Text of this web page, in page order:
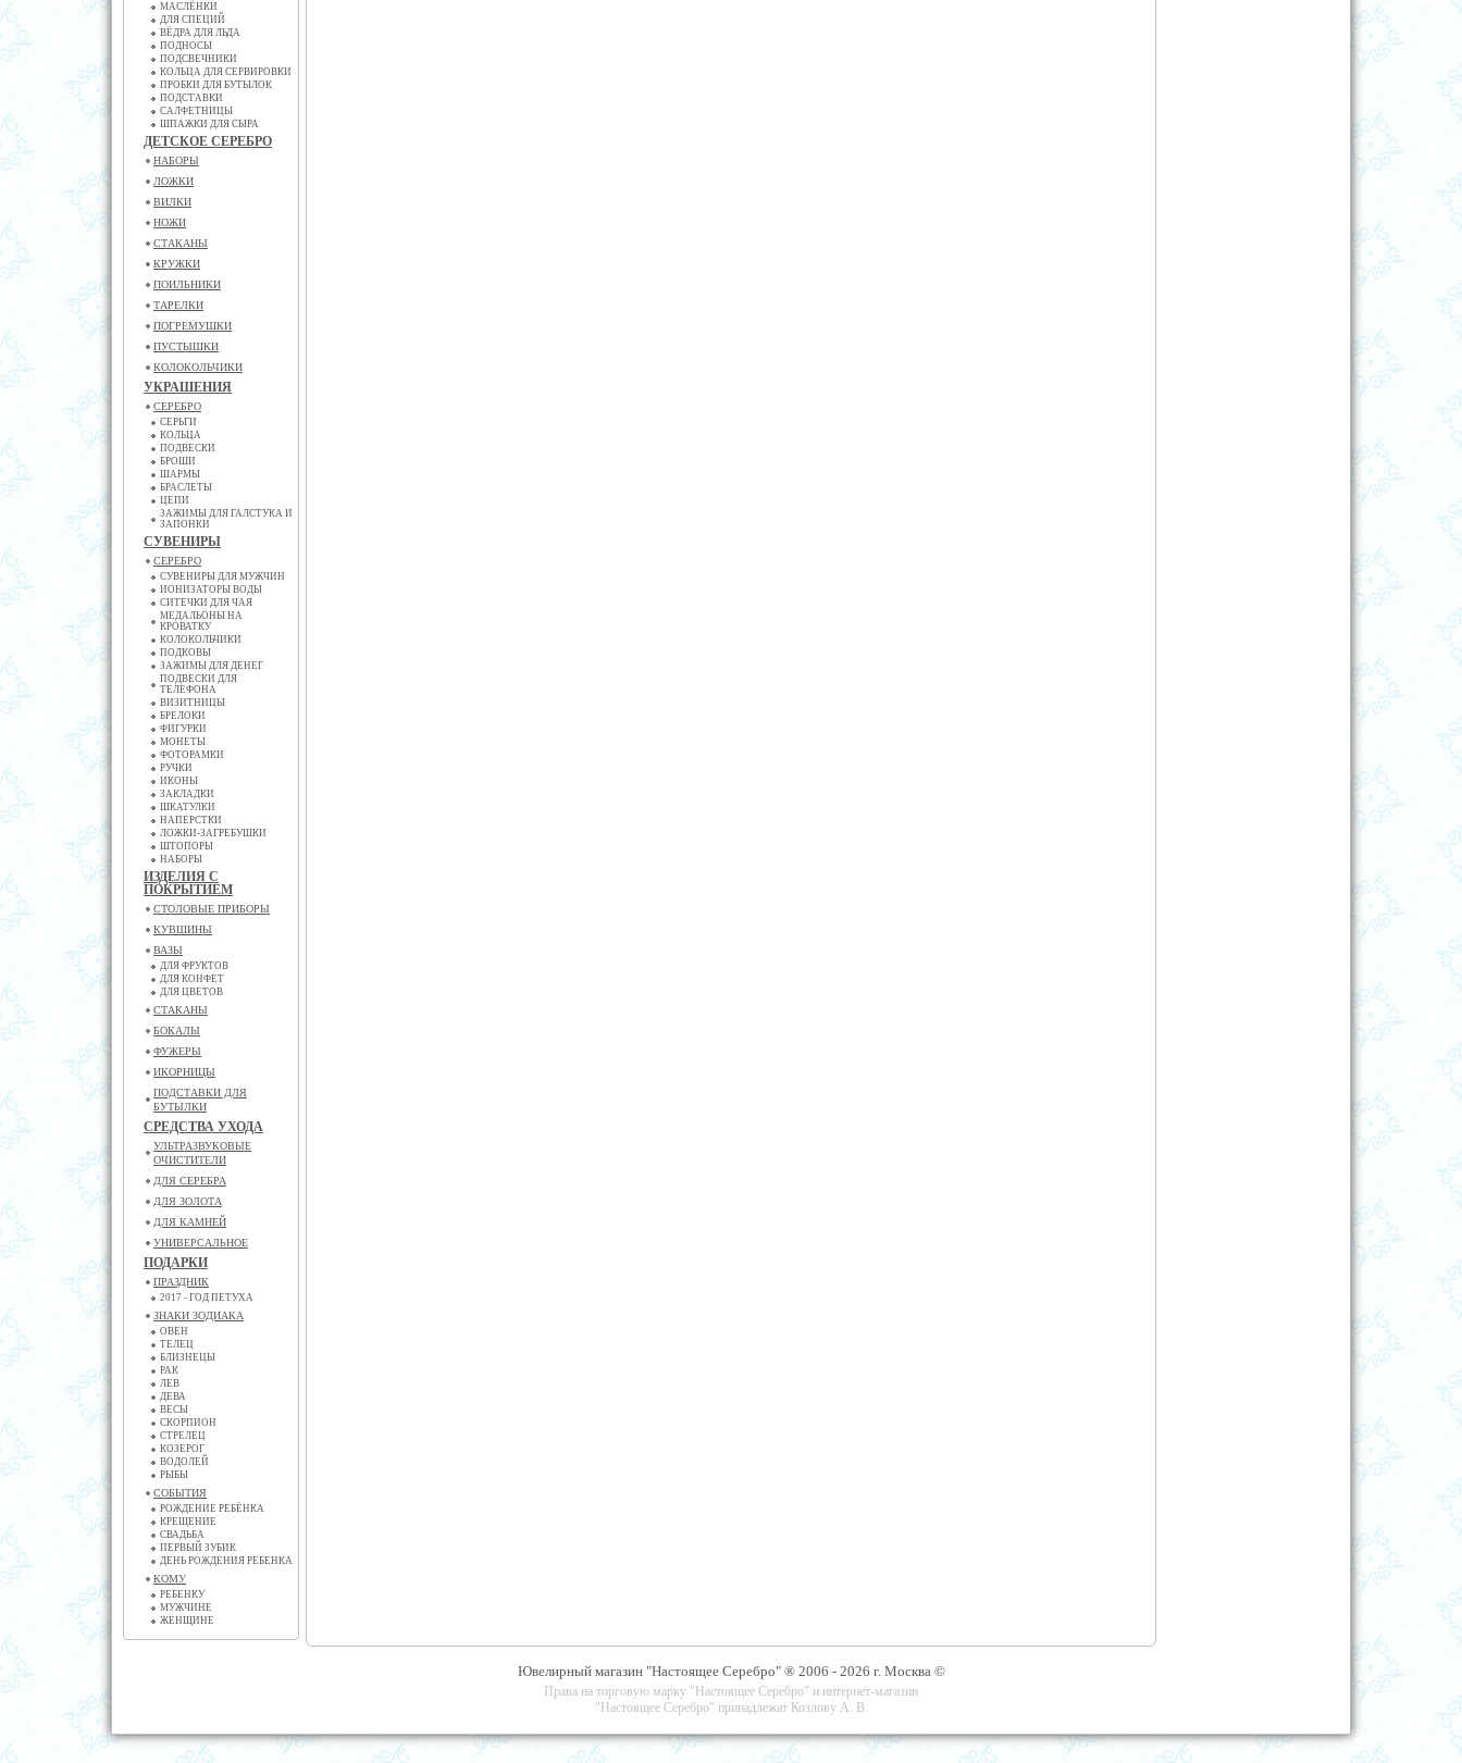
МАСЛЁНКИ
ДЛЯ СПЕЦИЙ
ВЁДРА ДЛЯ ЛЬДА
ПОДНОСЫ
ПОДСВЕЧНИКИ
КОЛЬЦА ДЛЯ СЕРВИРОВКИ
ПРОБКИ ДЛЯ БУТЫЛОК
ПОДСТАВКИ
САЛФЕТНИЦЫ
ШПАЖКИ ДЛЯ СЫРА
ДЕТСКОЕ СЕРЕБРО
НАБОРЫ
ЛОЖКИ
ВИЛКИ
НОЖИ
СТАКАНЫ
КРУЖКИ
ПОИЛЬНИКИ
ТАРЕЛКИ
ПОГРЕМУШКИ
ПУСТЫШКИ
КОЛОКОЛЬЧИКИ
УКРАШЕНИЯ
СЕРЕБРО
СЕРЬГИ
КОЛЬЦА
ПОДВЕСКИ
БРОШИ
ШАРМЫ
БРАСЛЕТЫ
ЦЕПИ
ЗАЖИМЫ ДЛЯ ГАЛСТУКА И
ЗАПОНКИ
СУВЕНИРЫ
СЕРЕБРО
СУВЕНИРЫ ДЛЯ МУЖЧИН
ИОНИЗАТОРЫ ВОДЫ
СИТЕЧКИ ДЛЯ ЧАЯ
МЕДАЛЬОНЫ НА
КРОВАТКУ
КОЛОКОЛЬЧИКИ
ПОДКОВЫ
ЗАЖИМЫ ДЛЯ ДЕНЕГ
ПОДВЕСКИ ДЛЯ
ТЕЛЕФОНА
ВИЗИТНИЦЫ
БРЕЛОКИ
ФИГУРКИ
МОНЕТЫ
ФОТОРАМКИ
РУЧКИ
ИКОНЫ
ЗАКЛАДКИ
ШКАТУЛКИ
НАПЕРСТКИ
ЛОЖКИ-ЗАГРЕБУШКИ
ШТОПОРЫ
НАБОРЫ
ИЗДЕЛИЯ С
ПОКРЫТИЕМ
СТОЛОВЫЕ ПРИБОРЫ
КУВШИНЫ
ВАЗЫ
ДЛЯ ФРУКТОВ
ДЛЯ КОНФЕТ
ДЛЯ ЦВЕТОВ
СТАКАНЫ
БОКАЛЫ
ФУЖЕРЫ
ИКОРНИЦЫ
ПОДСТАВКИ ДЛЯ
БУТЫЛКИ
СРЕДСТВА УХОДА
УЛЬТРАЗВУКОВЫЕ
ОЧИСТИТЕЛИ
ДЛЯ СЕРЕБРА
ДЛЯ ЗОЛОТА
ДЛЯ КАМНЕЙ
УНИВЕРСАЛЬНОЕ
ПОДАРКИ
ПРАЗДНИК
2017 - ГОД ПЕТУХА
ЗНАКИ ЗОДИАКА
ОВЕН
ТЕЛЕЦ
БЛИЗНЕЦЫ
РАК
ЛЕВ
ДЕВА
ВЕСЫ
СКОРПИОН
СТРЕЛЕЦ
КОЗЕРОГ
ВОДОЛЕЙ
РЫБЫ
СОБЫТИЯ
РОЖДЕНИЕ РЕБЁНКА
КРЕЩЕНИЕ
СВАДЬБА
ПЕРВЫЙ ЗУБИК
ДЕНЬ РОЖДЕНИЯ РЕБЕНКА
КОМУ
РЕБЕНКУ
МУЖЧИНЕ
ЖЕНЩИНЕ
Ювелирный магазин "Настоящее Серебро" ® 2006 - 2026 г. Москва ©
Права на торговую марку "Настоящее Серебро" и интернет-магазин
"Настоящее Серебро" принадлежат Козлову А. В.